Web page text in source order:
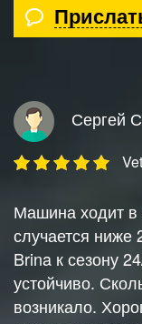
Сергей
Машина ходит в
случается ниже
Brina к сезону
устойчиво.
возникало.